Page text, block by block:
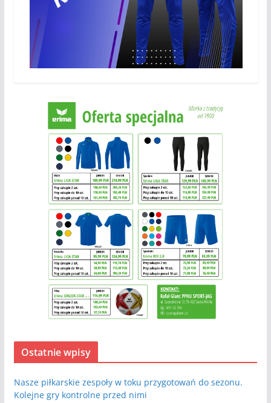
Ostatnie wpisy
Nasze piłkarskie zespoły w toku przygotowań do sezonu.
Kolejne gry kontrolne przed nimi